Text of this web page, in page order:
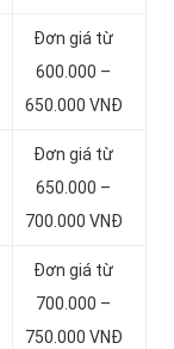
Đơn giá từ
600.000 –
650.000 VNĐ
Đơn giá từ
650.000 –
700.000 VNĐ
Đơn giá từ
700.000 –
750.000 VNĐ